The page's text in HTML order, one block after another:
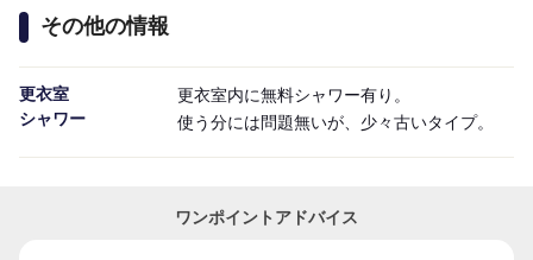
その他の情報
更衣室
シャワー
更衣室内に無料シャワー有り。
使う分には問題無いが、少々古いタイプ。
ワンポイントアドバイス